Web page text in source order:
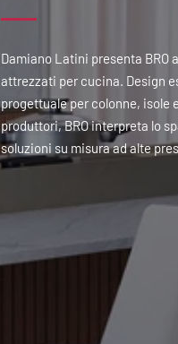
Damiano Latini presenta BRO
attrezzati per cucina. Design
progettuale per colonne, isole
produttori, BRO interpreta lo
soluzioni su misura ad alte